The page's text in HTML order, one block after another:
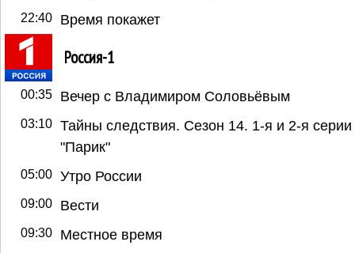
22:40 Время покажет
Россия-1
00:35 Вечер с Владимиром Соловьёвым
03:10 Тайны следствия. Сезон 14. 1-я и 2-я серии
"Парик"
05:00 Утро России
09:00 Вести
09:30 Местное время